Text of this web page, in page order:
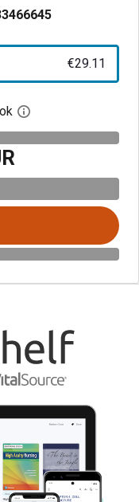
€29.11
Abre el cuadro de